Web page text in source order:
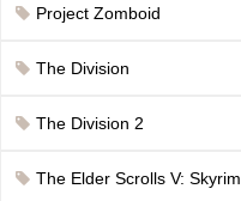
Project Zomboid
The Division
The Division 2
The Elder Scrolls V: Skyrim